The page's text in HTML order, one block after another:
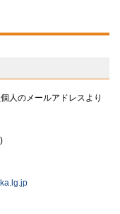
人のメールアドレスより